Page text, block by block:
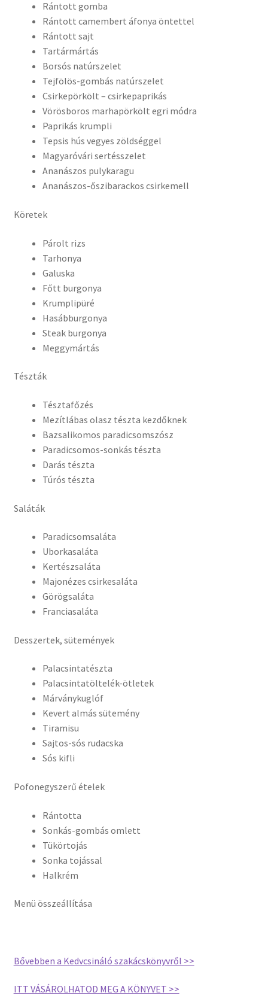
Rántott gomba
Rántott camembert áfonya öntettel
Rántott sajt
Tartármártás
Borsós natúrszelet
Tejfölös-gombás natúrszelet
Csirkepörkölt – csirkepaprikás
Vörösboros marhapörkölt egri módra
Paprikás krumpli
Tepsis hús vegyes zöldséggel
Magyaróvári sertésszelet
Ananászos pulykaragu
Ananászos-őszibarackos csirkemell
Köretek
Párolt rizs
Tarhonya
Galuska
Főtt burgonya
Krumplipüré
Hasábburgonya
Steak burgonya
Meggymártás
Tészták
Tésztafőzés
Mezítlábas olasz tészta kezdőknek
Bazsalikomos paradicsomszósz
Paradicsomos-sonkás tészta
Darás tészta
Túrós tészta
Saláták
Paradicsomsaláta
Uborkasaláta
Kertészsaláta
Majonézes csirkesaláta
Görögsaláta
Franciasaláta
Desszertek, sütemények
Palacsintatészta
Palacsintatöltelék-ötletek
Márványkuglóf
Kevert almás sütemény
Tiramisu
Sajtos-sós rudacska
Sós kifli
Pofonegyszerű ételek
Rántotta
Sonkás-gombás omlett
Tükörtojás
Sonka tojással
Halkrém
Menü összeállítása
Bővebben a Kedvcsináló szakácskönyvről >>
ITT VÁSÁROLHATOD MEG A KÖNYVET >>